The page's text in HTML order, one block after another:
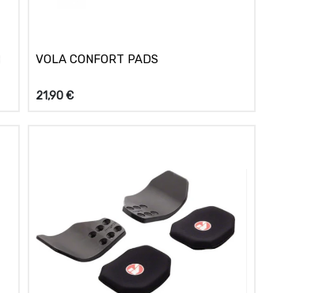
VOLA CONFORT PADS
21,90€